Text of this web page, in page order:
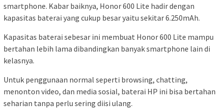
smartphone. Kabar baiknya, Honor 600 Lite hadir dengan
kapasitas baterai yang cukup besar yaitu sekitar 6.250mAh.
Kapasitas baterai sebesar ini membuat Honor 600 Lite mampu
bertahan lebih lama dibandingkan banyak smartphone lain di
kelasnya.
Untuk penggunaan normal seperti browsing, chatting,
menonton video, dan media sosial, baterai HP ini bisa bertahan
seharian tanpa perlu sering diisi ulang.